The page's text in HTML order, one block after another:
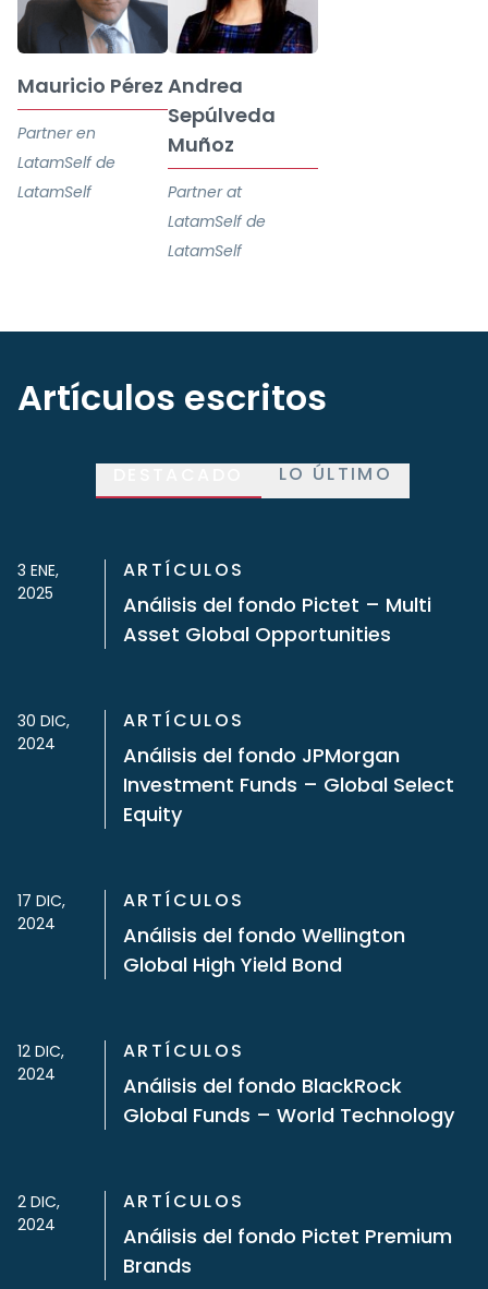
Mauricio Pérez
Partner en
LatamSelf de
LatamSelf
Andrea
Sepúlveda
Muñoz
Partner at
LatamSelf de
LatamSelf
Artículos escritos
LO ÚLTIMO
3 ENE,
2025
ARTÍCULOS
Análisis del fondo Pictet – Multi
Asset Global Opportunities
30 DIC,
2024
ARTÍCULOS
Análisis del fondo JPMorgan
Investment Funds – Global Select
Equity
17 DIC,
2024
ARTÍCULOS
Análisis del fondo Wellington
Global High Yield Bond
12 DIC,
2024
ARTÍCULOS
Análisis del fondo BlackRock
Global Funds – World Technology
2 DIC,
2024
ARTÍCULOS
Análisis del fondo Pictet Premium
Brands